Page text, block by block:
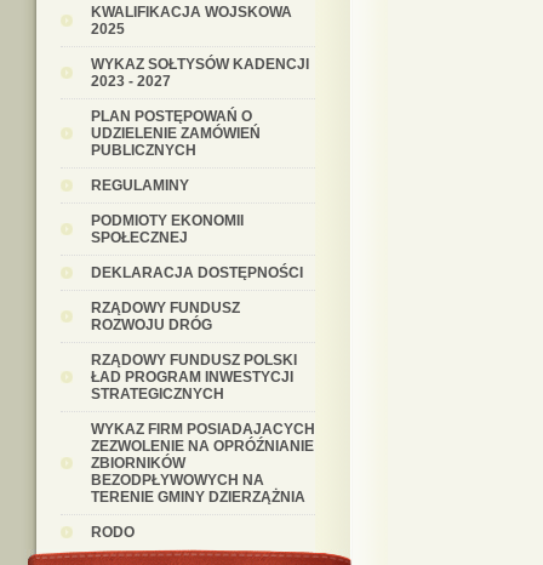
KWALIFIKACJA WOJSKOWA
2025
WYKAZ SOŁTYSÓW KADENCJI
2023 - 2027
PLAN POSTĘPOWAŃ O
UDZIELENIE ZAMÓWIEŃ
PUBLICZNYCH
REGULAMINY
PODMIOTY EKONOMII
SPOŁECZNEJ
DEKLARACJA DOSTĘPNOŚCI
RZĄDOWY FUNDUSZ
ROZWOJU DRÓG
RZĄDOWY FUNDUSZ POLSKI
ŁAD PROGRAM INWESTYCJI
STRATEGICZNYCH
WYKAZ FIRM POSIADAJACYCH
ZEZWOLENIE NA OPRÓŹNIANIE
ZBIORNIKÓW
BEZODPŁYWOWYCH NA
TERENIE GMINY DZIERZĄŻNIA
RODO